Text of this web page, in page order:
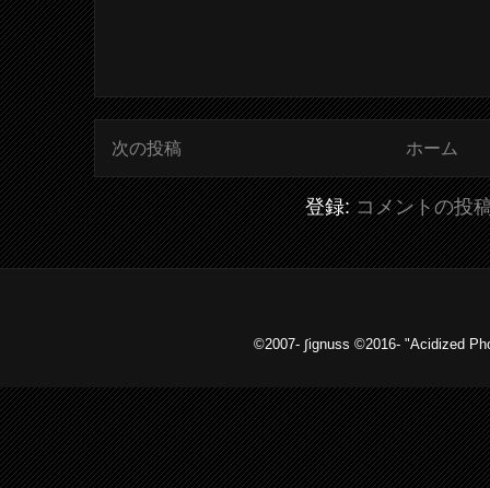
次の投稿 ホーム
登録:コメントの投
©2007- ∫ignuss ©2016- "Acidized